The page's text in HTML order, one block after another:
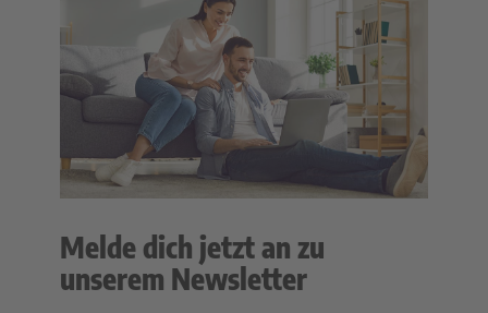
Melde dich jetzt an zu
unserem Newsletter